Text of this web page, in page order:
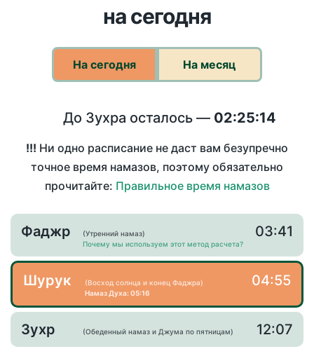
на сегодня
На сегодня На месяц
До Зухра осталось — 02:25:14
!!! Ни одно расписание не даст вам безупречно
точное время намазов, поэтому обязательно
прочитайте: Правильное время намазов
Фаджр
(Утренний намаз)
Почему мы используем этот метод расчета?
03:41
Шурук
(Восход солнца и конец Фаджра)
Намаз Духа: 05:16
04:55
Зухр (Обеденный намаз и Джума по пятницам) 12:07